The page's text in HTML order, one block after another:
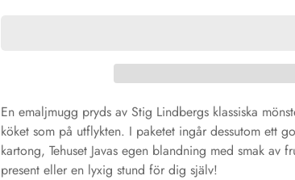
En emaljmugg pryds av Stig Lindbergs klassiska
köket som på utflykten. I paketet ingår dessutom ett
kartong, Tehuset Javas egen blandning med smak av
present eller en lyxig stund för dig själv!